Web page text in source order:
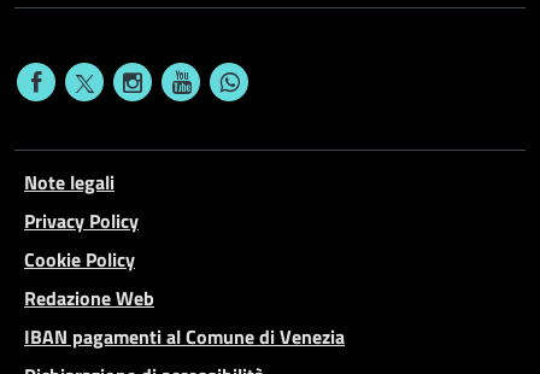
Note legali
Privacy Policy
Cookie Policy
Redazione Web
IBAN pagamenti al Comune di Venezia